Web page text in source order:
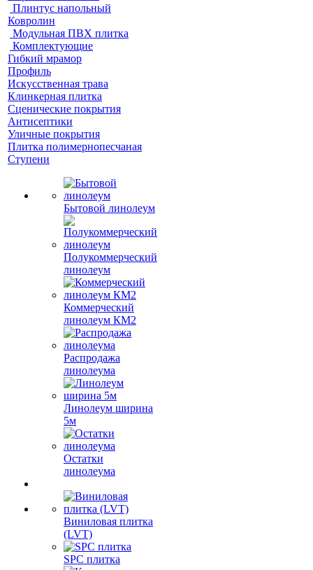
Плинтус напольный
Ковролин
Модульная ПВХ плитка
Комплектующие
Гибкий мрамор
Профиль
Искусственная трава
Клинкерная плитка
Сценические покрытия
Антисептики
Уличные покрытия
Плитка полимернопесчаная
Ступени
Бытовой линолеум
Полукоммерческий
линолеум
Коммерческий
линолеум КМ2
Распродажа
линолеума
Линолеум ширина
5м
Остатки
линолеума
Виниловая плитка
(LVT)
SPC плитка